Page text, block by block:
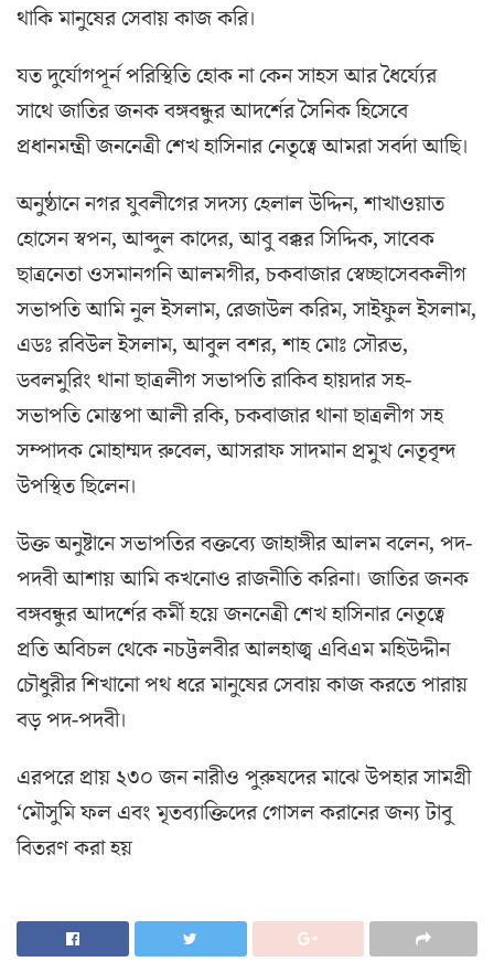
থাকি মানুষের সেবায় কাজ করি।
যত দুর্যোগপূর্ন পরিস্থিতি হোক না কেন সাহস আর ধৈর্য্যের
সাথে জাতির জনক বঙ্গবন্ধুর আদর্শের সৈনিক হিসেবে
প্রধানমন্ত্রী জননেত্রী শেখ হাসিনার নেতৃত্বে আমরা সবর্দা আছি।
অনুষ্ঠানে নগর যুবলীগের সদস্য হেলাল উদ্দিন, শাখাওয়াত
হোসেন স্বপন, আব্দুল কাদের, আবু বক্কর সিদ্দিক, সাবেক
ছাত্রনেতা ওসমানগনি আলমগীর, চকবাজার স্বেচ্ছাসেবকলীগ
সভাপতি আমি নুল ইসলাম, রেজাউল করিম, সাইফুল ইসলাম,
এডঃ রবিউল ইসলাম, আবুল বশর, শাহ মোঃ সৌরভ,
ডবলমুরিং থানা ছাত্রলীগ সভাপতি রাকিব হায়দার সহ-
সভাপতি মোস্তপা আলী রকি, চকবাজার থানা ছাত্রলীগ সহ
সম্পাদক মোহাম্মদ রুবেল, আসরাফ সাদমান প্রমুখ নেতৃবৃন্দ
উপস্থিত ছিলেন।
উক্ত অনুষ্টানে সভাপতির বক্তব্যে জাহাঙ্গীর আলম বলেন, পদ-
পদবী আশায় আমি কখনোও রাজনীতি করিনা। জাতির জনক
বঙ্গবন্ধুর আদর্শের কর্মী হয়ে জননেত্রী শেখ হাসিনার নেতৃত্বে
প্রতি অবিচল থেকে নচট্টলবীর আলহাজ্ব এবিএম মহিউদ্দীন
চৌধুরীর শিখানো পথ ধরে মানুষের সেবায় কাজ করতে পারায়
বড় পদ-পদবী।
এরপরে প্রায় ২৩০ জন নারীও পুরুষদের মাঝে উপহার সামগ্রী
‘মৌসুমি ফল এবং মৃতব্যাক্তিদের গোসল করানের জন্য টাবু
বিতরণ করা হয়